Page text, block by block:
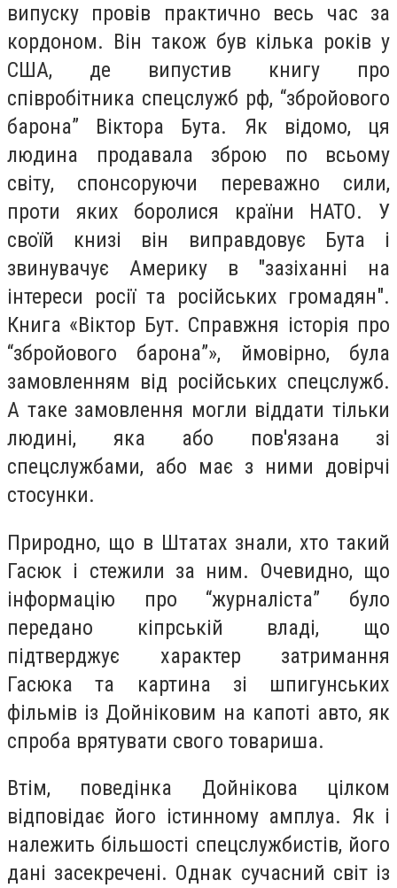
випуску провів практично весь час за
кордоном. Він також був кілька років у
США, де випустив книгу про
співробітника спецслужб рф, “збройового
барона” Віктора Бута. Як відомо, ця
людина продавала зброю по всьому
світу, спонсоруючи переважно сили,
проти яких боролися країни НАТО. У
своїй книзі він виправдовує Бута і
звинувачує Америку в "зазіханні на
інтереси росії та російських громадян".
Книга «Віктор Бут. Справжня історія про
“збройового барона”», ймовірно, була
замовленням від російських спецслужб.
А таке замовлення могли віддати тільки
людині, яка або пов'язана зі
спецслужбами, або має з ними довірчі
стосунки.
Природно, що в Штатах знали, хто такий
Гасюк і стежили за ним. Очевидно, що
інформацію про “журналіста” було
передано кіпрській владі, що
підтверджує характер затримання
Гасюка та картина зі шпигунських
фільмів із Дойніковим на капоті авто, як
спроба врятувати свого товариша.
Втім, поведінка Дойнікова цілком
відповідає його істинному амплуа. Як і
належить більшості спецслужбистів, його
дані засекречені. Однак сучасний світ із